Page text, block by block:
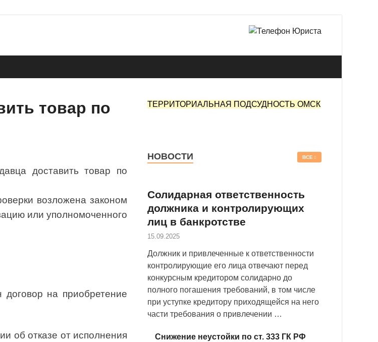
услуги в Омске.
ответы
товар по
возложена законом
или уполномоченного
на приобретение
об отказе от исполнения
ТЕРРИТОРИАЛЬНАЯ ПОДСУДНОСТЬ ОМСК
НОВОСТИ ВСЕ
Солидарная ответственность
должника и контролирующих
лиц в банкротстве
15.09.2025
Должник и привлеченные к ответственности
контролирующие его лица отвечают перед
конкурсным кредитором солидарно до
полного погашения требований, в том числе
при уступке кредитору приходящейся на него
части требования о привлечении …
Снижение неустойки по ст. 333 ГК РФ